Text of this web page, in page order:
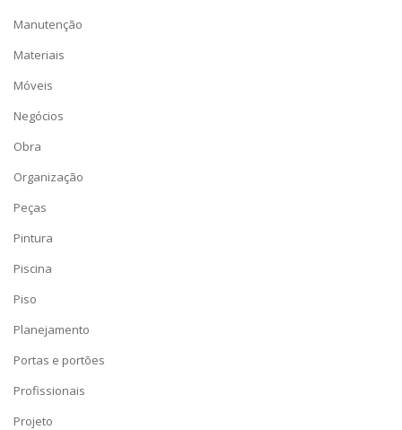
Manutenção
Materiais
Móveis
Negócios
Obra
Organização
Peças
Pintura
Piscina
Piso
Planejamento
Portas e portões
Profissionais
Projeto